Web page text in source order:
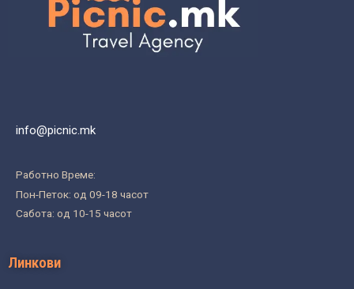
info@picnic.mk
Работно Време:
Пон-Петок: од 09-18 часот
Сабота: од 10-15 часот
Линкови